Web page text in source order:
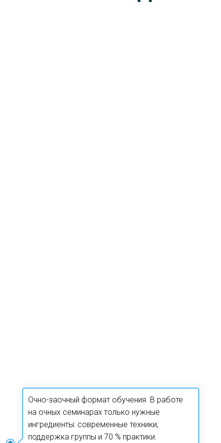
Очно-заочный формат обучения. В работе
на очных семинарах только нужные
ингредиенты: современные техники,
поддержка группы и 70 % практики.